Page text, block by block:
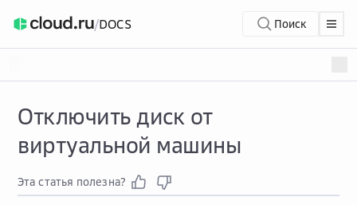
/DOCS Поиск
Отключить диск от
виртуальной машины
Эта статья полезна?